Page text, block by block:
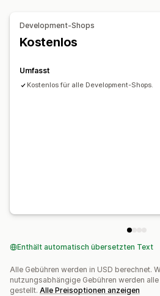
Kostenloser Versand
Kostenlose Geschenke
Development-Shops
Kostenlos
Umfasst
Kostenlos für alle Development-Shops.
Enthält automatisch übersetzten Text
Alle Gebühren werden in USD berechnet.
nutzungsabhängige Gebühren werden
gestellt. Alle Preisoptionen anzeigen